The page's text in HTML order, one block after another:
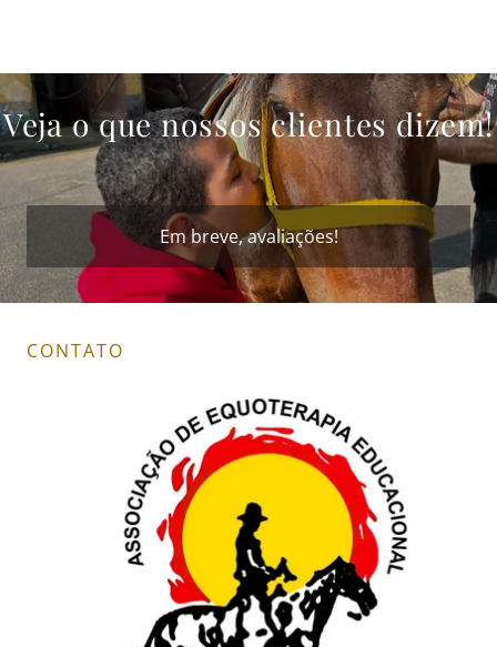
Veja o que nossos clientes dizem!
Em breve, avaliações!
CONTATO